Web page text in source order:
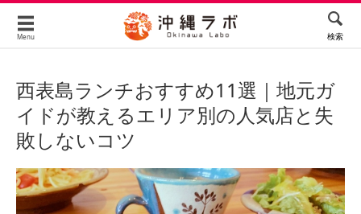
Menu 検索
西表島ランチおすすめ11選｜地元ガ
イドが教えるエリア別の人気店と失
敗しないコツ